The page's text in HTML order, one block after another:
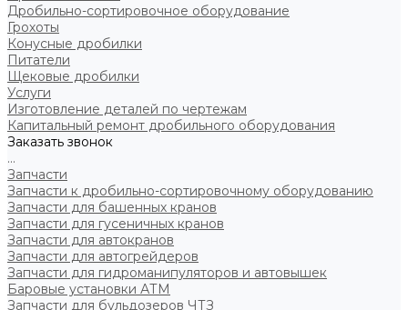
Дробильно-сортировочное оборудование
Грохоты
Конусные дробилки
Питатели
Щековые дробилки
Услуги
Изготовление деталей по чертежам
Капитальный ремонт дробильного оборудования
Заказать звонок
...
Запчасти
Запчасти к дробильно-сортировочному оборудованию
Запчасти для башенных кранов
Запчасти для гусеничных кранов
Запчасти для автокранов
Запчасти для автогрейдеров
Запчасти для гидроманипуляторов и автовышек
Баровые установки АТМ
Запчасти для бульдозеров ЧТЗ